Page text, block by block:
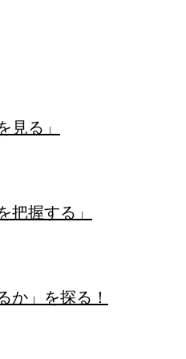
見る」
把握する」
か」を探る！